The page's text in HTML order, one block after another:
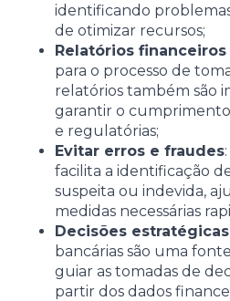
identificando
de otimizar recursos;
Relatórios
para o processo de
relatórios também são
garantir o cumprimento
e regulatórias;
Evitar erros e fraudes
facilita a identificação
suspeita ou indevida,
medidas necessárias
Decisões
bancárias são uma
guiar as tomadas de
partir dos dados